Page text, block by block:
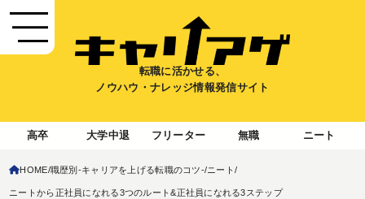
転職に活かせる、
ノウハウ・ナレッジ情報発信サイト
高卒 大学中退 フリーター 無職 ニート
HOME 職歴別-キャリアを上げる転職のコツ- ニート
ニートから正社員になれる3つのルート&正社員になれる3ステップ